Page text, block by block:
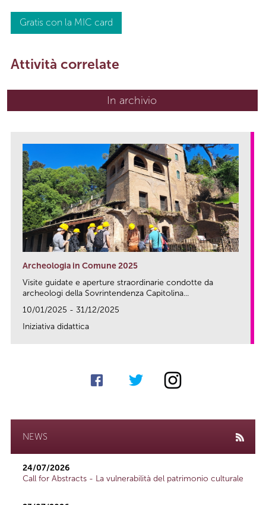
Gratis con la MIC card
Attività correlate
In archivio
Archeologia in Comune 2025
Visite guidate e aperture straordinarie condotte da
archeologi della Sovrintendenza Capitolina...
10/01/2025 - 31/12/2025
Iniziativa didattica
NEWS
24/07/2026
Call for Abstracts - La vulnerabilità del patrimonio culturale